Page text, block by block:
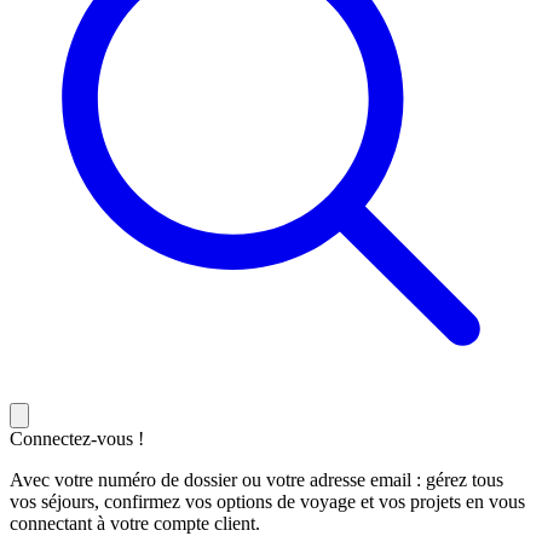
Connectez-vous !
Avec votre numéro de dossier ou votre adresse email : gérez tous
vos séjours, confirmez vos options de voyage et vos projets en vous
connectant à votre compte client.